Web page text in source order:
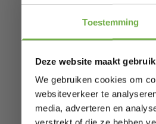
Toestemming
Deze website maakt
We gebruiken cookies om
websiteverkeer te
media, adverteren en
zacht
€ 40,99
-